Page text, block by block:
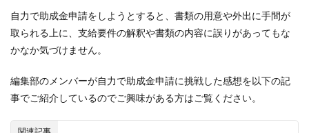
自力で助成金申請をしようとすると、書類の用意や外出に手間が
取られる上に、支給要件の解釈や書類の内容に誤りがあってもな
かなか気づけません。
編集部のメンバーが自力で助成金申請に挑戦した感想を以下の記
事でご紹介しているのでご興味がある方はご覧ください。